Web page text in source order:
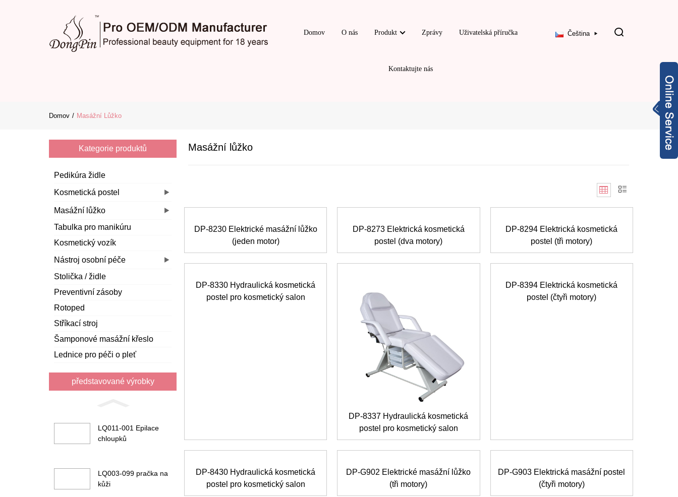
Domov O nás Produkt Zprávy Uživatelská příručka
Kontaktujte nás
Čeština
Domov Masážní Lůžko
Kategorie produktů
Pedikúra židle
Kosmetická postel
Masážní lůžko
Tabulka pro manikúru
Kosmetický vozík
Nástroj osobní péče
Stolička / židle
Preventivní zásoby
Rotoped
Stříkací stroj
Šamponové masážní křeslo
Lednice pro péči o pleť
představované výrobky
LQ011-001 Epilace
chloupků
LQ003-099 pračka na
kůži
Masážní lůžko
DP-8230 Elektrické masážní lůžko
(jeden motor)
DP-8273 Elektrická kosmetická
postel (dva motory)
DP-8294 Elektrická kosmetická
postel (tři motory)
DP-8330 Hydraulická kosmetická
postel pro kosmetický salon
DP-8337 Hydraulická kosmetická
postel pro kosmetický salon
DP-8394 Elektrická kosmetická
postel (čtyři motory)
DP-8430 Hydraulická kosmetická
postel pro kosmetický salon
DP-G902 Elektrické masážní lůžko
(tři motory)
DP-G903 Elektrická masážní postel
(čtyři motory)